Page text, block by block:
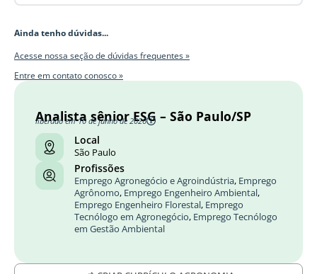
Ainda tenho dúvidas...
Acesse nossa seção de dúvidas frequentes »
Entre em contato conosco »
Analista sênior ESG – São Paulo/SP
liberado em 10 de junho de 2026
Local
São Paulo
Profissões
Emprego Agronegócio e Agroindústria, Emprego
Agrônomo, Emprego Engenheiro Ambiental,
Emprego Engenheiro Florestal, Emprego
Tecnólogo em Agronegócio, Emprego Tecnólogo
em Gestão Ambiental